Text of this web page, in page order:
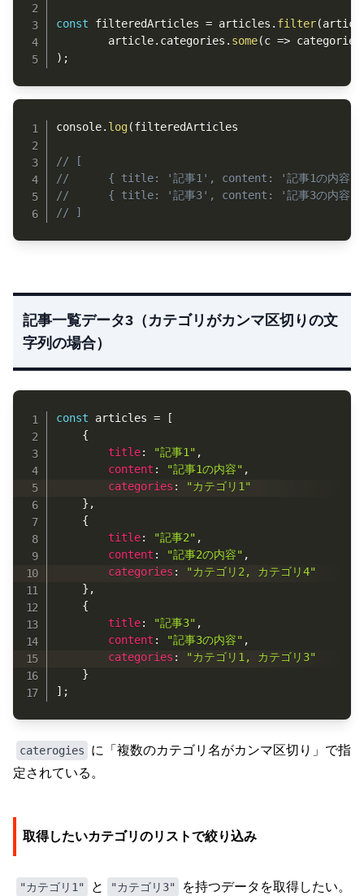
const filteredArticles = articles . filter(
		article
. categories . some(c => categories
) ;
console. log(filteredArticles
// [
// 		{ title: '記事1', content: '記事1の
// 		{ title: '記事3', content: '記事3の
// ]
記事一覧データ3（カテゴリがカンマ区切りの文
字列の場合）
const articles =
[
{
title: "記事1" ,
content : "記事1の内容" ,
categories :
"カテゴリ1"
} ,
{
title: "記事2" ,
content : "記事2の内容" ,
categories :
"カテゴリ2, カテゴリ4"
} ,
{
title: "記事3" ,
content : "記事3の内容" ,
categories :
"カテゴリ1, カテゴリ3"
}
] ;
caterogies
に「複数のカテゴリ名がカンマ区切り」で指
定されている。
取得したいカテゴリのリストで絞り込み
"カテゴリ1" と "カテゴリ3" を持つデータを取得したい。